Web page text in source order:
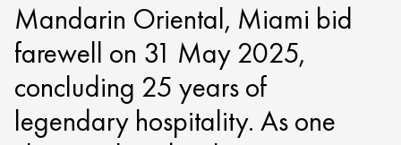
Mandarin Oriental, Miami bid
farewell on 31 May 2025,
concluding 25 years of
legendary hospitality. As one